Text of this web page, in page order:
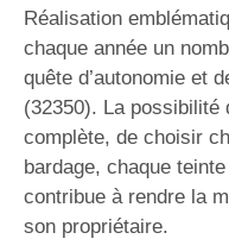
Réalisation
chaque année un
quête d’autonomie et
(32350). La possibilité
complète, de choisir
bardage, chaque
contribue à rendre la
son propriétaire.